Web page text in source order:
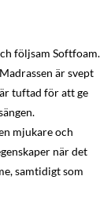
följsam Softfoam.
är svept
tuftad för att ge
mjukare och
när det
samtidigt som